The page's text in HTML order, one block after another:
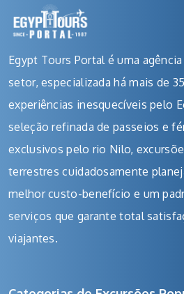
Egypt Tours Portal é uma
setor, especializada há mais de
experiências inesquecíveis pelo
seleção refinada de passeios e
exclusivos pelo rio Nilo,
terrestres cuidadosamente
melhor custo-benefício e um
serviços que garante total
viajantes.